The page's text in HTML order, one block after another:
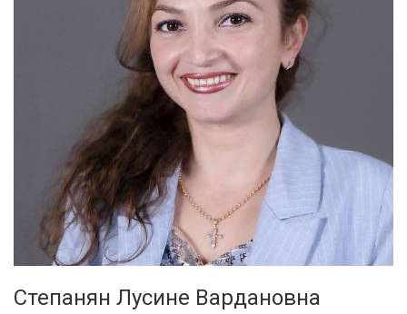
Степанян Лусине Вардановна